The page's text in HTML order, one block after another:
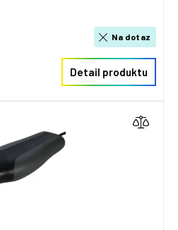
Na dotaz
Detail produktu